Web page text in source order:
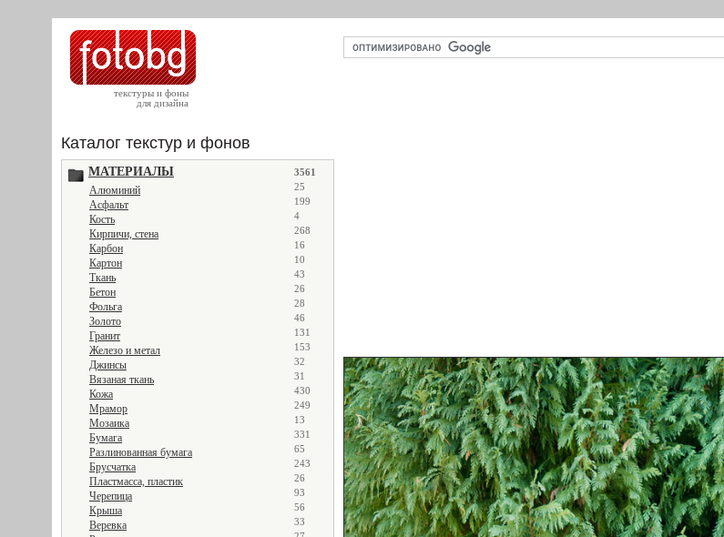
текстуры и фоны
для дизайна
Каталог текстур и фонов
МАТЕРИАЛЫ 3561
Алюминий 25
Асфальт 199
Кость 4
Кирпичи, стена 268
Карбон 16
Картон 10
Ткань 43
Бетон 26
Фольга 28
Золото 46
Гранит 131
Железо и метал 153
Джинсы 32
Вязаная ткань 31
Кожа 430
Мрамор 249
Мозаика 13
Бумага 331
Разлинованная бумага 65
Брусчатка 243
Пластмасса, пластик 26
Черепица 93
Крыша 56
Веревка 33